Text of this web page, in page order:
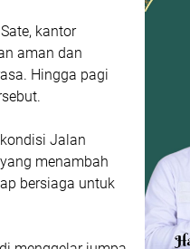
kantor
aman dan
Hingga pagi
Jalan
menambah
bersiaga untuk